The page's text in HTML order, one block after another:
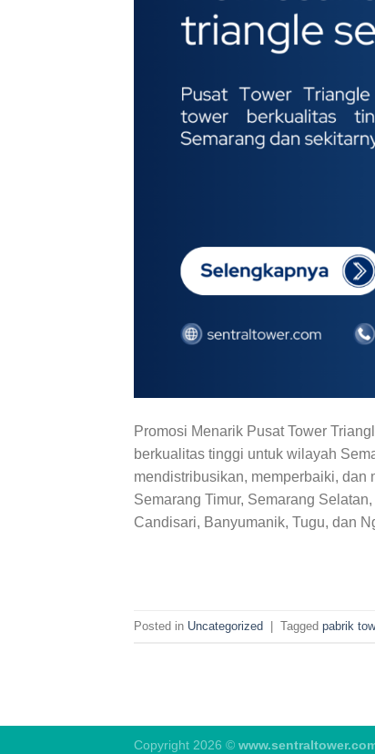
Promosi Menarik Pusat Tower
berkualitas tinggi untuk wilayah
mendistribusikan, memperbaiki, dan
Semarang Timur, Semarang
Candisari, Banyumanik, Tugu, dan
Posted in Uncategorized | Tagged pabrik
Copyright 2026 ©